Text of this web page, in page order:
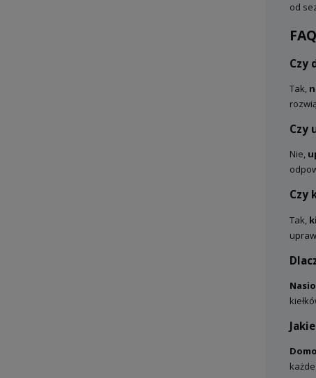
od
Czy
Tak,
Czy
Nie,
Czy
Tak,